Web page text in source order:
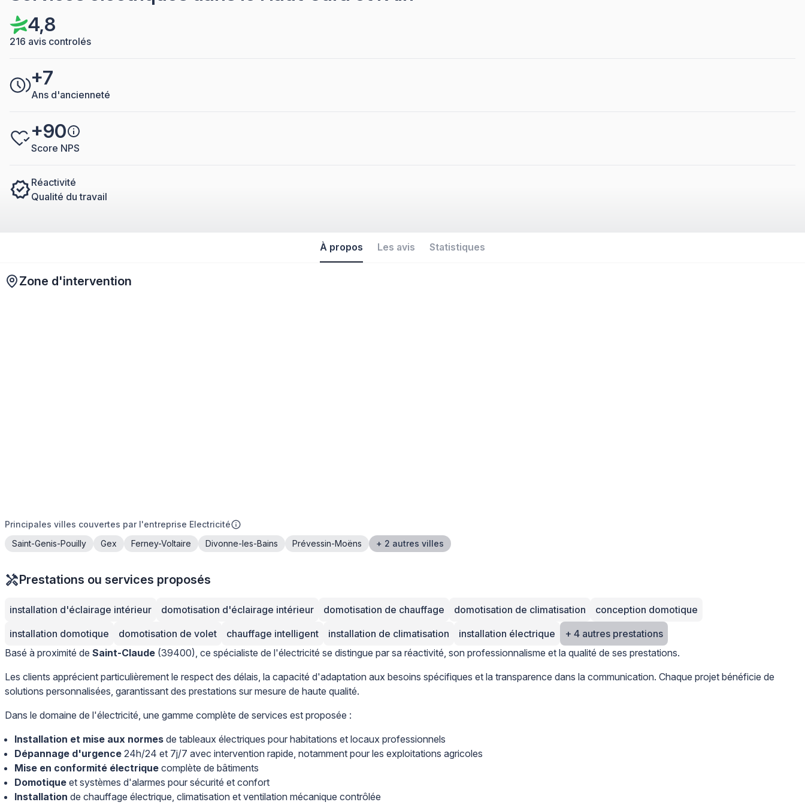
4,8
216 avis controlés
+7
Ans d'ancienneté
+90
Score NPS
Réactivité
Qualité du travail
À propos Les avis Statistiques
Zone d'intervention
Principales villes couvertes par l'entreprise Electricité
Saint-Genis-Pouilly
Gex Ferney-Voltaire Divonne-les-Bains Prévessin-Moëns + 2 autres villes
Prestations ou services proposés
installation d'éclairage intérieur domotisation d'éclairage intérieur domotisation de chauffage domotisation de climatisation
conception domotique
installation domotique
domotisation de volet chauffage intelligent installation de climatisation installation électrique
+ 4 autres prestations
Basé à proximité de Saint-Claude (39400), ce spécialiste de l'électricité se distingue par sa réactivité, son professionnalisme et la qualité de ses prestations.
Les clients apprécient particulièrement le respect des délais, la capacité d'adaptation aux besoins spécifiques et la transparence dans la communication. Chaque projet bénéficie de
solutions personnalisées, garantissant des prestations sur mesure de haute qualité.
Dans le domaine de l'électricité, une gamme complète de services est proposée :
Installation et mise aux normes de tableaux électriques pour habitations et locaux professionnels
Dépannage d'urgence 24h/24 et 7j/7 avec intervention rapide, notamment pour les exploitations agricoles
Mise en conformité électrique complète de bâtiments
Domotique et systèmes d'alarmes pour sécurité et confort
Installation de chauffage électrique, climatisation et ventilation mécanique contrôlée